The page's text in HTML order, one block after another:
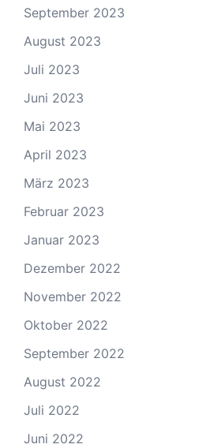
September 2023
August 2023
Juli 2023
Juni 2023
Mai 2023
April 2023
März 2023
Februar 2023
Januar 2023
Dezember 2022
November 2022
Oktober 2022
September 2022
August 2022
Juli 2022
Juni 2022